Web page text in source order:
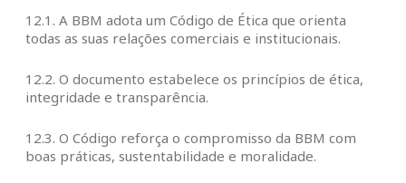
12.1. A BBM adota um Código de Ética que orienta
todas as suas relações comerciais e institucionais.
12.2. O documento estabelece os princípios de ética,
integridade e transparência.
12.3. O Código reforça o compromisso da BBM com
boas práticas, sustentabilidade e moralidade.